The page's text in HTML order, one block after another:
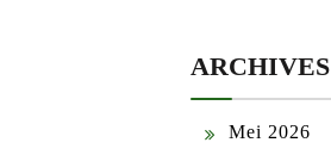
ARCHIVES
Mei 2026